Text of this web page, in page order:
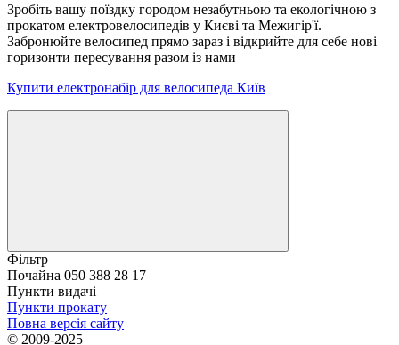
Зробіть вашу поїздку городом незабутньою та екологічною з
прокатом електровелосипедів у Києві та Межигір'ї.
Забронюйте велосипед прямо зараз і відкрийте для себе нові
горизонти пересування разом із нами
Купити електронабір для велосипеда Київ
Фільтр
Почайна 050 388 28 17
Пункти видачі
Пункти прокату
Повна версія сайту
© 2009-2025